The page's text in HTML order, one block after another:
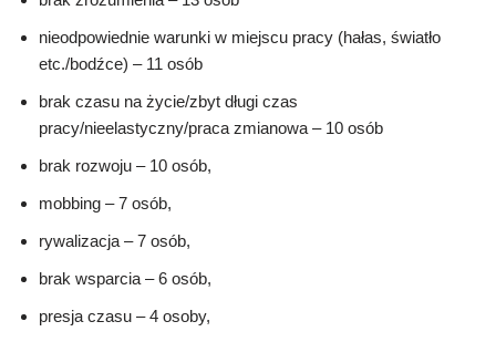
nieodpowiednie warunki w miejscu pracy (hałas, światło
etc./bodźce) – 11 osób
brak czasu na życie/zbyt długi czas
pracy/nieelastyczny/praca zmianowa – 10 osób
brak rozwoju – 10 osób,
mobbing – 7 osób,
rywalizacja – 7 osób,
brak wsparcia – 6 osób,
presja czasu – 4 osoby,